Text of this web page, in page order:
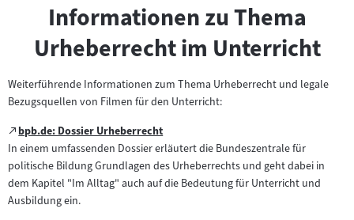
Informationen zu Thema
Urheberrecht im Unterricht
Weiterführende Informationen zum Thema Urheberrecht und legale
Bezugsquellen von Filmen für den Unterricht:
Zum
externen
Inhalt:
bpb.de: Dossier Urheberrecht
(öffnet
im
neuen
Tab)
In einem umfassenden Dossier erläutert die Bundeszentrale für
politische Bildung Grundlagen des Urheberrechts und geht dabei in
dem Kapitel "Im Alltag" auch auf die Bedeutung für Unterricht und
Ausbildung ein.